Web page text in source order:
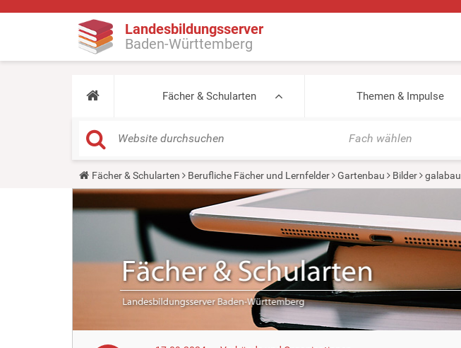
Landesbildungsserver
Baden-Württemberg
Fächer & Schularten Themen & Impulse
Fach wählen
Y
o
u
a
r
Fächer & Schularten Berufliche Fächer und Lernfelder Gartenbau Bilder galabau